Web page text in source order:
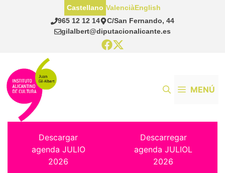
965 12 12 14
C/San Fernando, 44
gilalbert@diputacionalicante.es
Castellano ValenciàEnglish
MENÚ
Descargar
agenda JULIO
2026
Descarregar
agenda JULIOL
2026